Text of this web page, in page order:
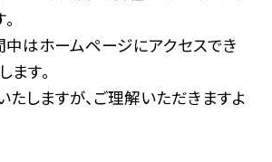
中はホームページにアクセスでき
す。
しますが、ご理解いただきますよ